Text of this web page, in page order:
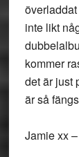
inte likt
kommer
det är just
är så
Jamie xx